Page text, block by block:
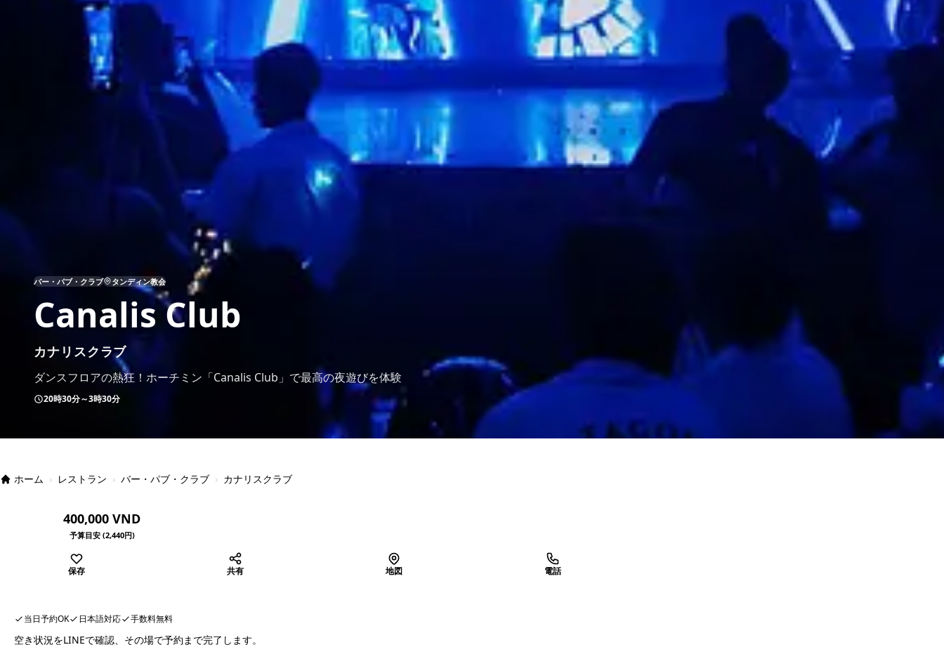
バー・パブ・クラブ タンディン教会
Canalis Club
カナリスクラブ
ダンスフロアの熱狂！ホーチミン「Canalis Club」で最高の夜遊びを体験
20時30分～3時30分
ホーム › レストラン › バー・パブ・クラブ › カナリスクラブ
400,000 VND
予算目安 (2,440円)
保存 共有 地図 電話
当日予約OK 日本語対応 手数料無料
空き状況をLINEで確認、その場で予約まで完了します。